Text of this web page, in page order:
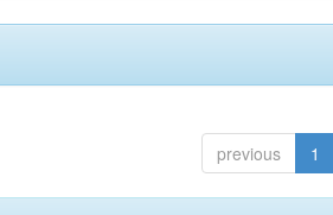
previous 1